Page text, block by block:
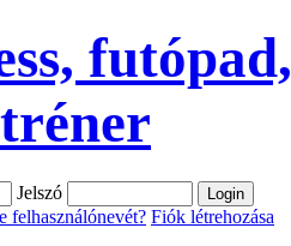
Jelszó
felhasználónevét? Fiók létrehozása